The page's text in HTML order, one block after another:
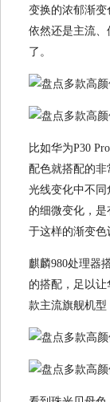
变换的浓郁渐
依然还是主流
了。
比如华为P30
配色就搭配的
光线变化中不
的细微变化，
于这样的渐变色
麒麟980处理器
的搭配，足以让
款主流旗舰机型